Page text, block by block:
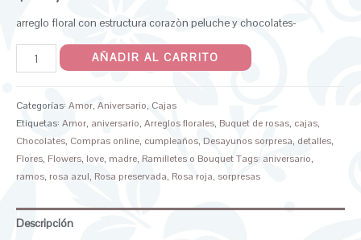
arreglo floral con estructura corazòn peluche y chocolates-
AÑADIR AL CARRITO
Categorías: Amor, Aniversario, Cajas
Etiquetas: Amor, aniversario, Arreglos florales, Buquet de rosas, cajas,
Chocolates, Compras online, cumpleaños, Desayunos sorpresa, detalles,
Flores, Flowers, love, madre, Ramilletes o Bouquet Tags: aniversario,
ramos, rosa azul, Rosa preservada, Rosa roja, sorpresas
Descripción